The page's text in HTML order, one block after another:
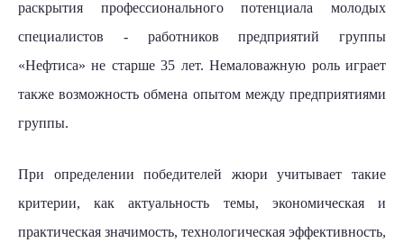
раскрытия профессионального потенциала молодых
специалистов - работников предприятий группы
«Нефтиса» не старше 35 лет. Немаловажную роль играет
также возможность обмена опытом между предприятиями
группы.
При определении победителей жюри учитывает такие
критерии, как актуальность темы, экономическая и
практическая значимость, технологическая эффективность,